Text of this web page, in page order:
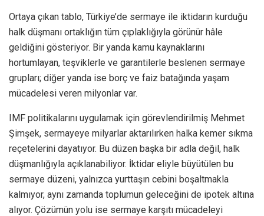
Ortaya çıkan tablo, Türkiye’de sermaye ile iktidarın kurduğu
halk düşmanı ortaklığın tüm çıplaklığıyla görünür hâle
geldiğini gösteriyor. Bir yanda kamu kaynaklarını
hortumlayan, teşviklerle ve garantilerle beslenen sermaye
grupları; diğer yanda ise borç ve faiz batağında yaşam
mücadelesi veren milyonlar var.
IMF politikalarını uygulamak için görevlendirilmiş Mehmet
Şimşek, sermayeye milyarlar aktarılırken halka kemer sıkma
reçetelerini dayatıyor. Bu düzen başka bir adla değil, halk
düşmanlığıyla açıklanabiliyor. İktidar eliyle büyütülen bu
sermaye düzeni, yalnızca yurttaşın cebini boşaltmakla
kalmıyor, aynı zamanda toplumun geleceğini de ipotek altına
alıyor. Çözümün yolu ise sermaye karşıtı mücadeleyi